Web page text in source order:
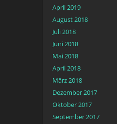
April 2019
August 2018
Juli 2018
Juni 2018
Mai 2018
April 2018
März 2018
Dezember 2017
Oktober 2017
September 2017